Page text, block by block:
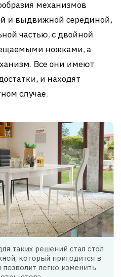
механизмов
и выдвижной серединой,
частью, с двойной
ножками, а
Все они имеют
и находят
случае.
таких решений стал стол
который пригодится в
легко изменить